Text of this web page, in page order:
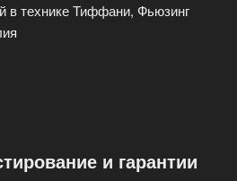
в технике Тиффани, Фьюзинг
и гарантии